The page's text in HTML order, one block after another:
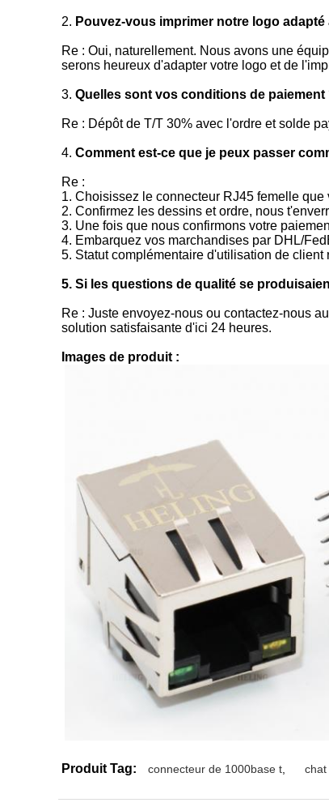
2. Pouvez-vous imprimer notre logo
Re : Oui, naturellement. Nous avons une
serons heureux d'adapter votre logo et de
3. Quelles sont vos conditions de paiement
Re : Dépôt de T/T 30% avec l'ordre et solde
4. Comment est-ce que je peux passer
Re :
1. Choisissez le connecteur RJ45 femelle
2. Confirmez les dessins et ordre, nous
3. Une fois que nous confirmons votre
4. Embarquez vos marchandises par DHL/
5. Statut complémentaire d'utilisation de
5. Si les questions de qualité se
Re : Juste envoyez-nous ou contactez-nous
solution satisfaisante d'ici 24 heures.
Images de produit :
Produit Tag: connecteur de 1000base t chat